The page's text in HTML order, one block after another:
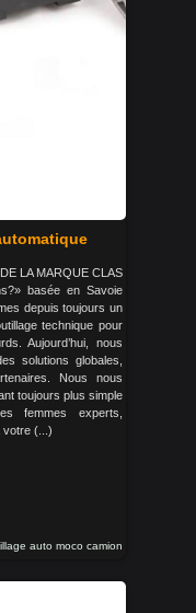
LA MARQUE CLAS
basée en Savoie
depuis toujours un
technique pour
Aujourd’hui, nous
solutions globales,
Nous nous
toujours plus simple
femmes experts,
votre (...)
auto moco camion